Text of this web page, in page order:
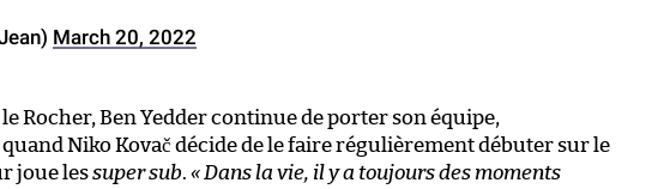
March 20, 2022
Rocher, Ben Yedder continue de porter son équipe,
Niko Kovač décide de le faire régulièrement débuter sur le
joue lessuper sub. « Dans la vie, il y a toujours des moments